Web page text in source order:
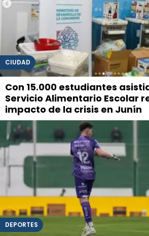
CIUDAD
Con 15.000 estudiantes
Servicio Alimentario Escolar
impacto de la crisis en Junín
DEPORTES